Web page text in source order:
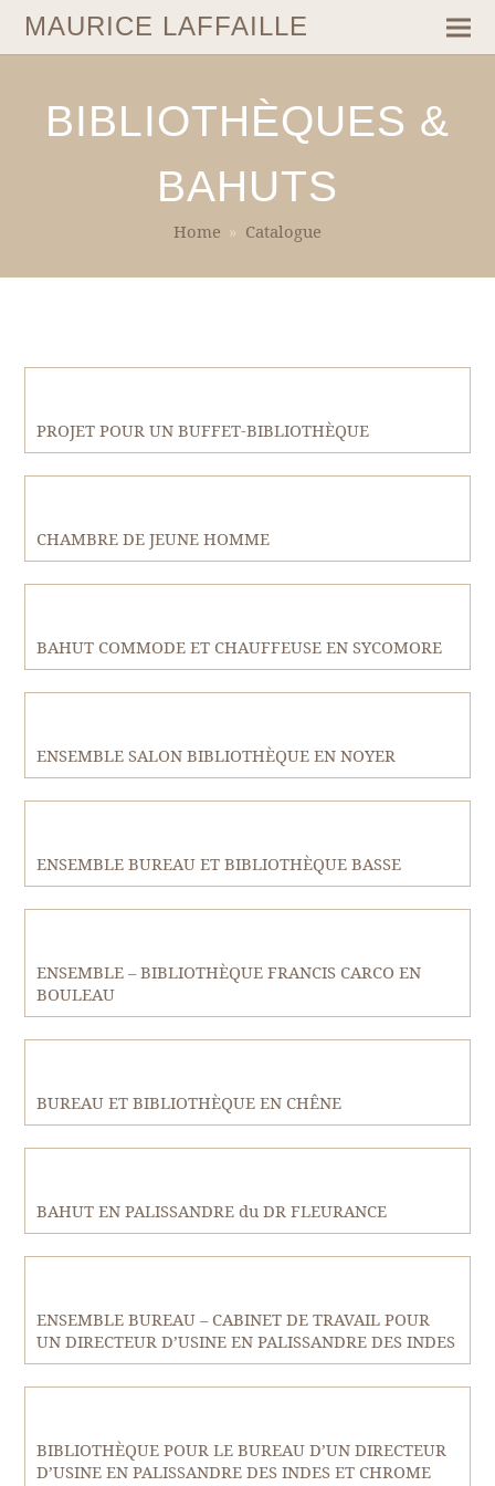
MAURICE LAFFAILLE
BIBLIOTHÈQUES &
BAHUTS
Home » Catalogue
PROJET POUR UN BUFFET-BIBLIOTHÈQUE
CHAMBRE DE JEUNE HOMME
BAHUT COMMODE ET CHAUFFEUSE EN SYCOMORE
ENSEMBLE SALON BIBLIOTHÈQUE EN NOYER
ENSEMBLE BUREAU ET BIBLIOTHÈQUE BASSE
ENSEMBLE – BIBLIOTHÈQUE FRANCIS CARCO EN
BOULEAU
BUREAU ET BIBLIOTHÈQUE EN CHÊNE
BAHUT EN PALISSANDRE du DR FLEURANCE
ENSEMBLE BUREAU – CABINET DE TRAVAIL POUR
UN DIRECTEUR D’USINE EN PALISSANDRE DES INDES
BIBLIOTHÈQUE POUR LE BUREAU D’UN DIRECTEUR
D’USINE EN PALISSANDRE DES INDES ET CHROME